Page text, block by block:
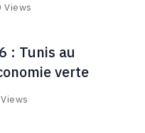
Views
: Tunis au
verte